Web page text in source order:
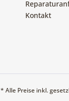
Kontakt
* Alle Preise inkl.